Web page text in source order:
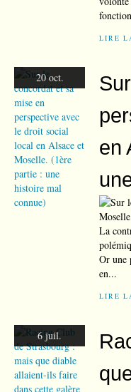
LIRE
20 oct.
en
La
Or une
en...
LIRE
6 juil.